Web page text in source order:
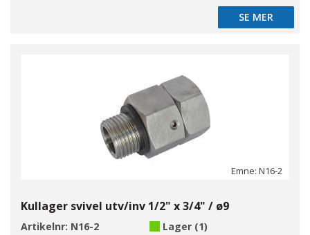
SE MER
SE MER
Emne: N16-2
Kullager svivel utv/inv 1/2" x 3/4" / ø9
Artikelnr: N16-2
Lager (1)